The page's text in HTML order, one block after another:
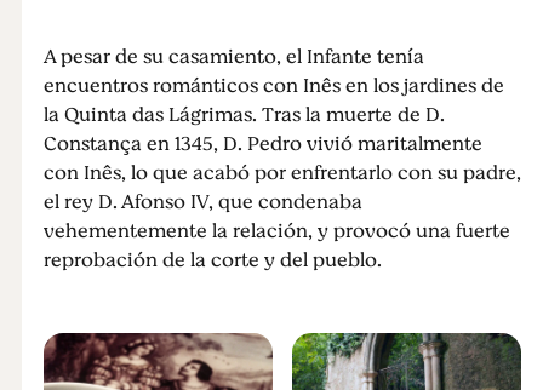
A pesar de su casamiento, el Infante tenía
encuentros románticos con Inês en los jardines de
la Quinta das Lágrimas. Tras la muerte de D.
Constança en 1345, D. Pedro vivió maritalmente
con Inês, lo que acabó por enfrentarlo con su padre,
el rey D. Afonso IV, que condenaba
vehementemente la relación, y provocó una fuerte
reprobación de la corte y del pueblo.